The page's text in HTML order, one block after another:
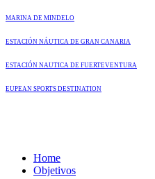
MARINA DE MINDELO
ESTACIÓN NÁUTICA DE GRAN CANARIA
ESTACIÓN NAUTICA DE FUERTEVENTURA
EUPEAN SPORTS DESTINATION
Home
Objetivos